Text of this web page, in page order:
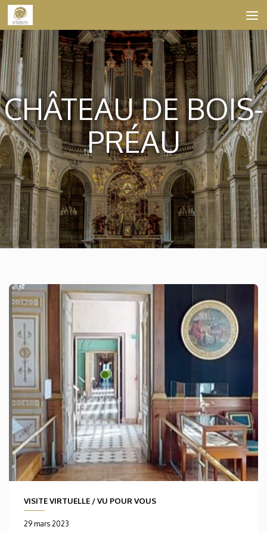
Skip to content
CHÂTEAU DE BOIS-
PRÉAU
VISITE VIRTUELLE /VU POUR VOUS
29 mars 2023